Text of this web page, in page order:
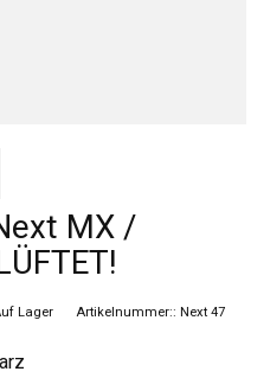
MX /
Lager Artikelnummer:: Next 47